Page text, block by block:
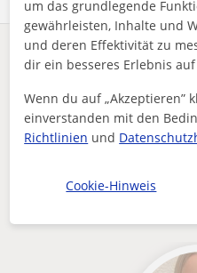
Enthält dieses Profil
Nachhilfeunterricht Spanisch
Spanischuterricht mit Fokus auf
Andere Spanisch-
dich interessieren
um das grundlegende
gewährleisten, Inhalte und
und deren Effektivität zu
dir ein besseres Erlebnis
Wenn du auf „Akzeptieren”
einverstanden mit den
Richtlinien und
Cookie-Hinweis